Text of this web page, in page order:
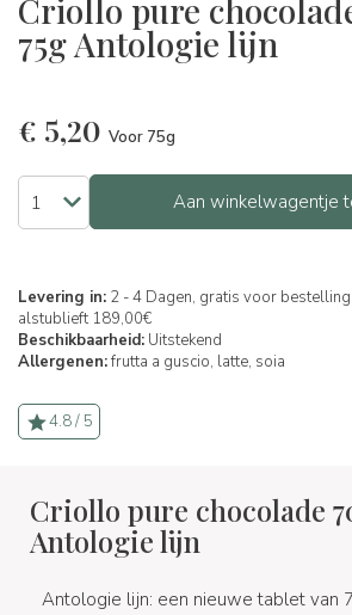
Criollo pure
75g Antologie lijn
€ 5,20 Voor 75g
Aan winkelwagentje
Levering in: 2 - 4 Dagen, gratis voor
alstublieft 189,00€
Beschikbaarheid: Uitstekend
Allergenen:frutta a guscio, latte, soia
4.8 / 5
Criollo pure chocolade
Antologie lijn
Antologie lijn: een nieuwe tablet van